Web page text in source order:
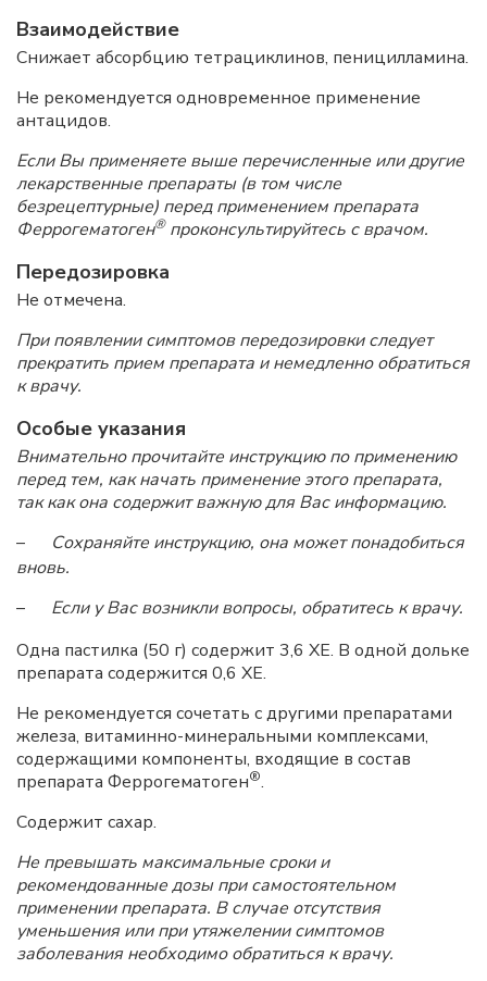
Взаимодействие
Снижает абсорбцию тетрациклинов, пеницилламина.
Не рекомендуется одновременное применение
антацидов.
Если Вы применяете выше перечисленные или другие
лекарственные препараты (в том числе
безрецептурные) перед применением препарата
Феррогематоген®проконсультируйтесь с врачом.
Передозировка
Не отмечена.
При появлении симптомов передозировки следует
прекратить прием препарата и немедленно обратиться
к врачу.
Особые указания
Внимательно прочитайте инструкцию по применению
перед тем, как начать применение этого препарата,
так как она содержит важную для Вас информацию.
–
Сохраняйте инструкцию, она может понадобиться
вновь.
–
Если у Вас возникли вопросы, обратитесь к врачу.
Одна пастилка (50 г) содержит 3,6 ХЕ. В одной дольке
препарата содержится 0,6 ХЕ.
Не рекомендуется сочетать с другими препаратами
железа, витаминно-минеральными комплексами,
содержащими компоненты, входящие в состав
препарата Феррогематоген®.
Содержит сахар.
Не превышать максимальные сроки и
рекомендованные дозы при самостоятельном
применении препарата. В случае отсутствия
уменьшения или при утяжелении симптомов
заболевания необходимо обратиться к врачу.